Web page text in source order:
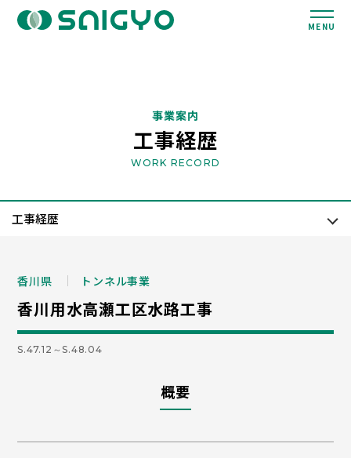
MENU
事業案内
工事経歴
WORK RECORD
香川県 トンネル事業
香川用水高瀬工区水路工事
S.47.12～S.48.04
概要